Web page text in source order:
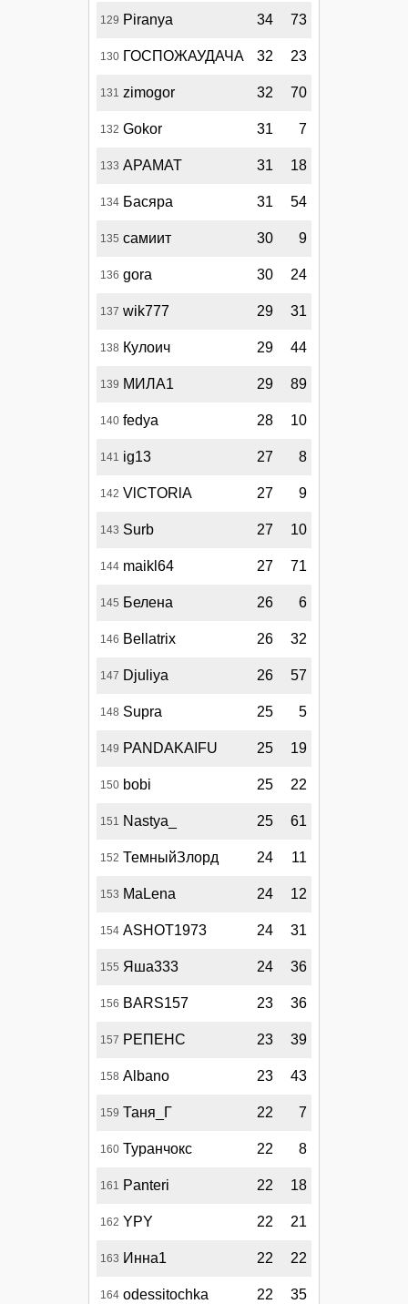
129 Piranya 34 73
130 ГОСПОЖАУДАЧА 32 23
131 zimogor 32 70
132 Gokor 31 7
133 АРАМАТ 31 18
134 Басяра 31 54
135 самиит 30 9
136 gora 30 24
137 wik777 29 31
138 Кулоич 29 44
139 МИЛА1 29 89
140 fedya 28 10
141 ig13 27 8
142 VlCTORlA 27 9
143 Surb 27 10
144 maikl64 27 71
145 Белена 26 6
146 Bellatrix 26 32
147 Djuliya 26 57
148 Supra 25 5
149 PANDAKAIFU 25 19
150 bobi 25 22
151 Nastya_ 25 61
152 ТемныйЗлорд 24 11
153 MaLena 24 12
154 ASHOT1973 24 31
155 Яша333 24 36
156 BARS157 23 36
157 РЕПЕНС 23 39
158 Albano 23 43
159 Таня_Г 22 7
160 Туранчокс 22 8
161 Panteri 22 18
162 YPY 22 21
163 Инна1 22 22
164 odessitochka 22 35